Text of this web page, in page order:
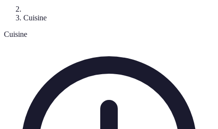
Cuisine
Cuisine